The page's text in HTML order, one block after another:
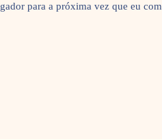
para a próxima vez que eu